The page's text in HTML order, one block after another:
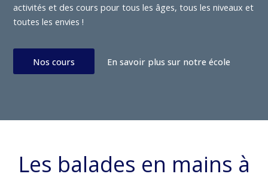
activités et des cours pour tous les âges, tous les niveaux et
toutes les envies !
Nos cours En savoir plus sur notre école
Les balades en mains à